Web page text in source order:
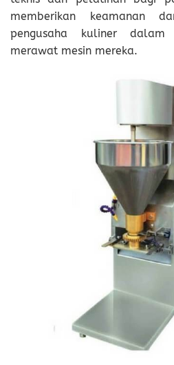
memberikan keamanan
pengusaha kuliner dalam
merawat mesin mereka.